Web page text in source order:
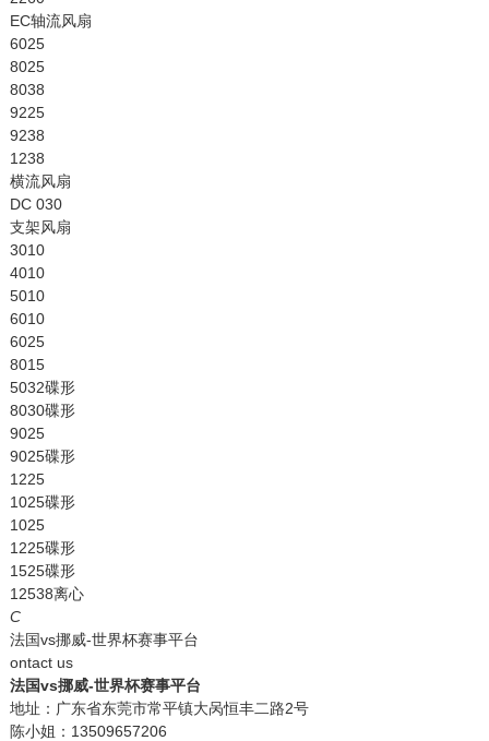
EC轴流风扇
6025
8025
8038
9225
9238
1238
横流风扇
DC 030
支架风扇
3010
4010
5010
6010
6025
8015
5032碟形
8030碟形
9025
9025碟形
1225
1025碟形
1025
1225碟形
1525碟形
12538离心
C
法国vs挪威-世界杯赛事平台
ontact us
法国vs挪威-世界杯赛事平台
地址：广东省东莞市常平镇大呙恒丰二路2号
陈小姐：13509657206